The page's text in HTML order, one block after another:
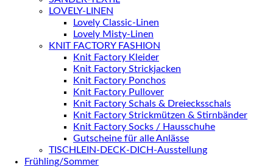
LOVELY-LINEN
Lovely Classic-Linen
Lovely Misty-Linen
KNIT FACTORY FASHION
Knit Factory Kleider
Knit Factory Strickjacken
Knit Factory Ponchos
Knit Factory Pullover
Knit Factory Schals & Dreiecksschals
Knit Factory Strickmützen & Stirnbänder
Knit Factory Socks / Hausschuhe
Gutscheine für alle Anlässe
TISCHLEIN-DECK-DICH-Ausstellung
Frühling/Sommer